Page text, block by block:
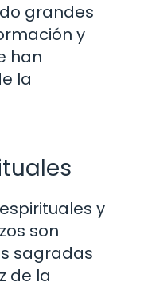
grandes
y
han
la
y
son
sagradas
de la